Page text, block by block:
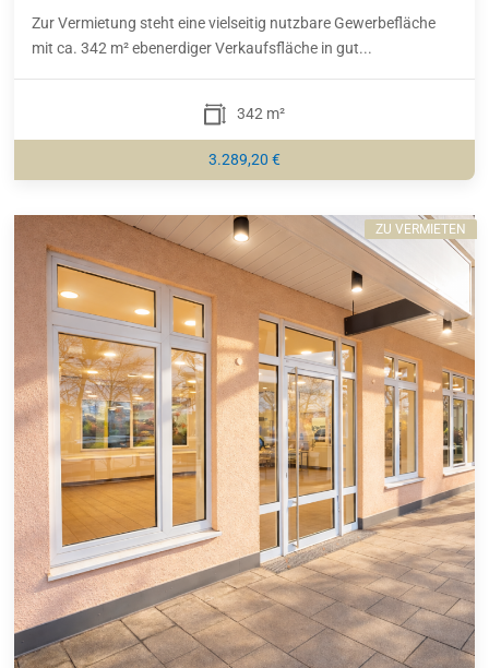
Zur Vermietung steht eine vielseitig nutzbare Gewerbefläche
mit ca. 342 m² ebenerdiger Verkaufsfläche in gut...
342 m²
3.289,20 €
ZU VERMIETEN